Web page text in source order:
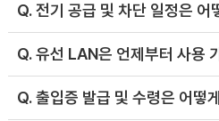
Q. 전기 공급 및 차단 일정은 어
Q. 유선 LAN은 언제부터 사용
Q. 출입증 발급 및 수령은 어떻